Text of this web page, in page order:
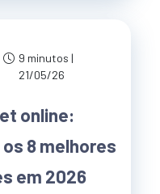
9 minutos |
21/05/26
online:
8 melhores
em 2026